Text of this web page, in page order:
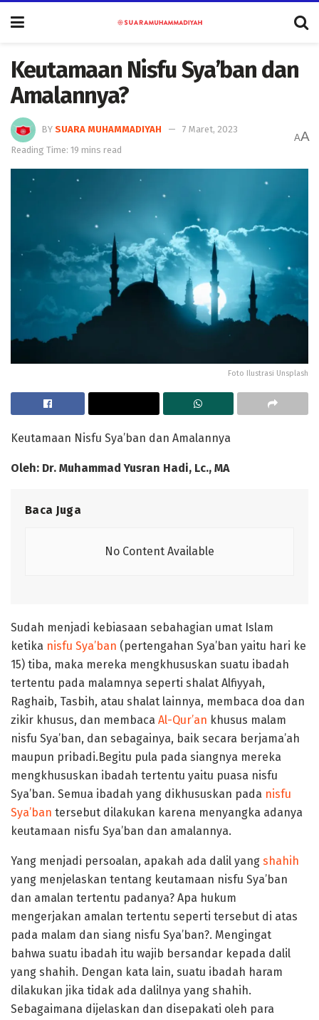
Keutamaan Nisfu Sya’ban dan
Amalannya?
BY SUARA MUHAMMADIYAH
7 Maret, 2023
Reading Time: 19 mins read
AA
Foto Ilustrasi Unsplash
Keutamaan Nisfu Sya’ban dan Amalannya
Oleh: Dr. Muhammad Yusran Hadi, Lc., MA
Baca Juga
No Content Available
Sudah menjadi kebiasaan sebahagian umat Islam
ketika nisfu Sya’ban (pertengahan Sya’ban yaitu hari ke
15) tiba, maka mereka mengkhususkan suatu ibadah
tertentu pada malamnya seperti shalat Alfiyyah,
Raghaib, Tasbih, atau shalat lainnya, membaca doa dan
zikir khusus, dan membaca Al-Qur’an khusus malam
nisfu Sya’ban, dan sebagainya, baik secara berjama’ah
maupun pribadi.Begitu pula pada siangnya mereka
mengkhususkan ibadah tertentu yaitu puasa nisfu
Sya’ban. Semua ibadah yang dikhususkan pada nisfu
Sya’ban tersebut dilakukan karena menyangka adanya
keutamaan nisfu Sya’ban dan amalannya.
Yang menjadi persoalan, apakah ada dalil yang shahih
yang menjelaskan tentang keutamaan nisfu Sya’ban
dan amalan tertentu padanya? Apa hukum
mengerjakan amalan tertentu seperti tersebut di atas
pada malam dan siang nisfu Sya’ban?. Mengingat
bahwa suatu ibadah itu wajib bersandar kepada dalil
yang shahih. Dengan kata lain, suatu ibadah haram
dilakukan jika tidak ada dalilnya yang shahih.
Sebagaimana dijelaskan dan disepakati oleh para